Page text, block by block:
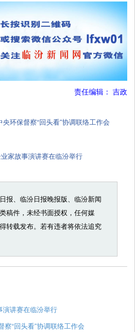
责任编辑： 吉政
环保督察“回头看”协调联络工作会
业家故事演讲赛在临汾举行
报、临汾日报晚报版、临汾新闻
稿件，未经书面授权，任何媒
转载发布。若有违者将依法追究
演讲赛在临汾举行
察“回头看”协调联络工作会